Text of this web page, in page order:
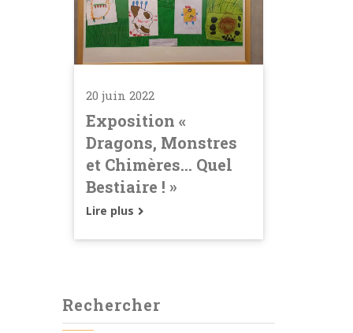
20 juin 2022
Exposition «
Dragons, Monstres
et Chimères… Quel
Bestiaire ! »
Lire plus
Rechercher